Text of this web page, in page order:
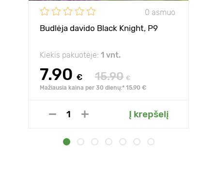
0 asmuo
Budlėja davido Black Knight, P9
Kiekis pakuotėje: 1 vnt.
7.90 € 15.90 €
Mažiausia kaina per 30 dienų:* 15.90 €
Į krepšelį